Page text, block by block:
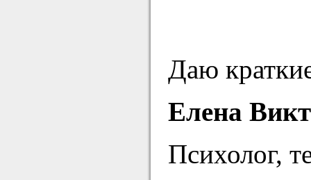
Даю
Елена
Психолог,